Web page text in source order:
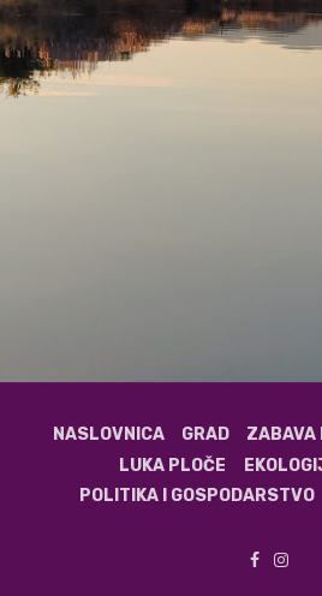
NASLOVNICA GRAD ZABAVA
LUKA PLOČE
POLITIKA I GOSPODARSTVO